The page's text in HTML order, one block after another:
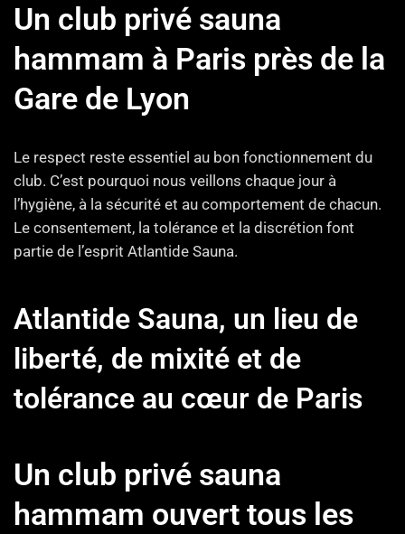
Un club privé sauna
hammam à Paris près de la
Gare de Lyon
Le respect reste essentiel au bon fonctionnement du
club. C’est pourquoi nous veillons chaque jour à
l’hygiène, à la sécurité et au comportement de chacun.
Le consentement, la tolérance et la discrétion font
partie de l’esprit Atlantide Sauna.
Atlantide Sauna, un lieu de
liberté, de mixité et de
tolérance au cœur de Paris
Un club privé sauna
hammam ouvert tous les